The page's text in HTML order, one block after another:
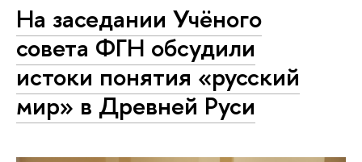
На заседании Учёного
совета ФГН обсудили
истоки понятия «русский
мир» в Древней Руси